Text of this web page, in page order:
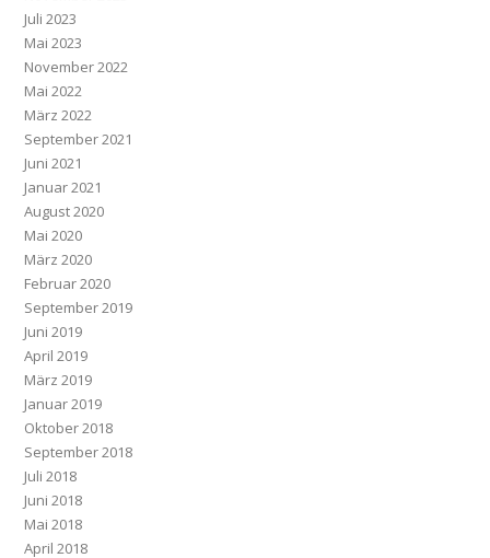
Juli 2023
Mai 2023
November 2022
Mai 2022
März 2022
September 2021
Juni 2021
Januar 2021
August 2020
Mai 2020
März 2020
Februar 2020
September 2019
Juni 2019
April 2019
März 2019
Januar 2019
Oktober 2018
September 2018
Juli 2018
Juni 2018
Mai 2018
April 2018